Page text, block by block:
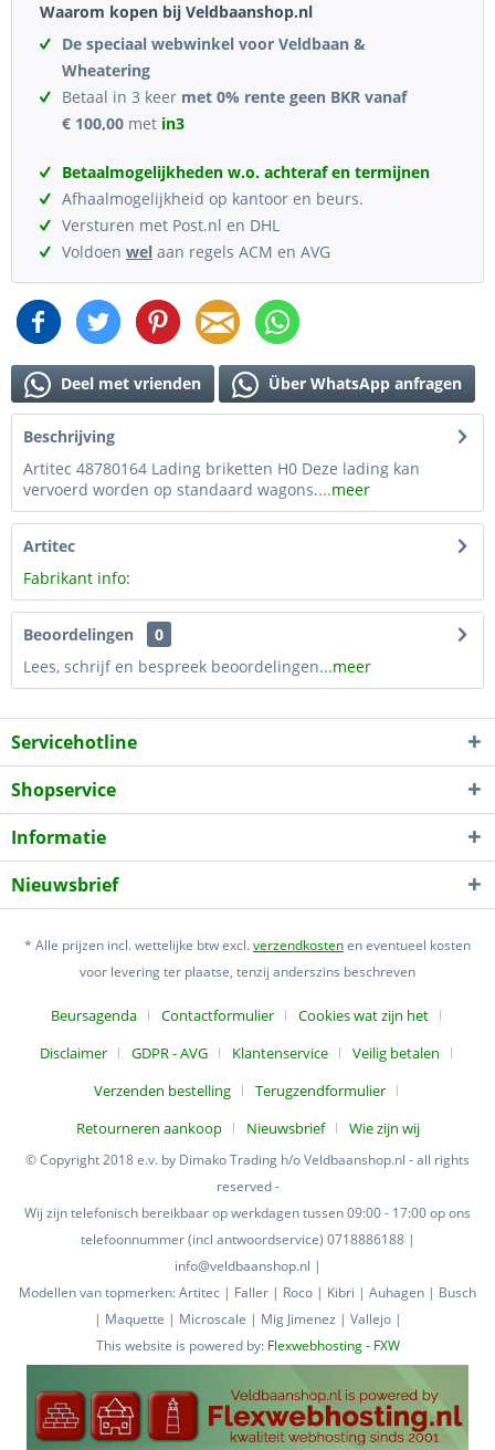
Waarom kopen bij Veldbaanshop.nl
De speciaal webwinkel voor Veldbaan &
Wheatering
Betaal in 3 keer met 0% rente geen BKR vanaf
€ 100,00 met in3
Betaalmogelijkheden w.o. achteraf en termijnen
Afhaalmogelijkheid op kantoor en beurs.
Versturen met Post.nl en DHL
Voldoen wel aan regels ACM en AVG
Deel met vrienden Über WhatsApp anfragen
Beschrijving
Artitec 48780164 Lading briketten H0 Deze lading kan
vervoerd worden op standaard wagons....meer
Artitec
Fabrikant info:
Beoordelingen
0
Lees, schrijf en bespreek beoordelingen...meer
Servicehotline
Shopservice
Informatie
Nieuwsbrief
* Alle prijzen incl. wettelijke btw excl.verzendkostenen eventueel kosten
voor levering ter plaatse, tenzij anderszins beschreven
Beursagenda Contactformulier
Cookies wat zijn het
Disclaimer
GDPR - AVG Klantenservice
Veilig betalen
Verzenden bestelling
Terugzendformulier
Retourneren aankoop
Nieuwsbrief Wie zijn wij
© Copyright 2018 e.v. by Dimako Trading h/o Veldbaanshop.nl - all rights
reserved -
Wij zijn telefonisch bereikbaar op werkdagen tussen 09:00 - 17:00 op ons
telefoonnummer (incl antwoordservice) 0718886188 |
info@veldbaanshop.nl |
Modellen van topmerken: Artitec | Faller | Roco | Kibri | Auhagen | Busch
| Maquette | Microscale | Mig Jimenez | Vallejo |
This website is powered by: Flexwebhosting - FXW